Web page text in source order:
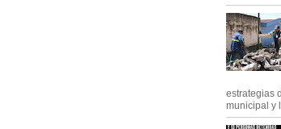
estrategias
municipal y